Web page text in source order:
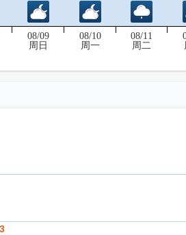
08/09
周日
08/10
周一
08/11
周二